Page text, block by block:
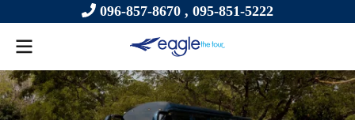
096-857-8670 , 095-851-5222